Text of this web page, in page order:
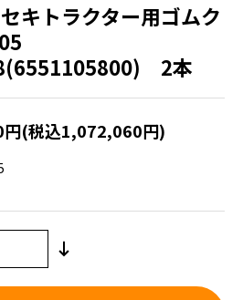
キトラクター用ゴムク
2本
(税込1,072,060円)